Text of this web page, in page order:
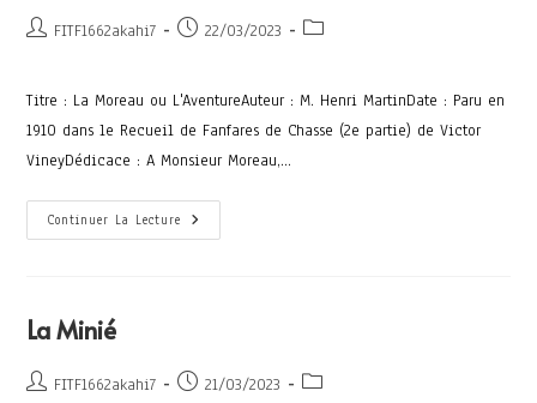
FITF1662akahi7 22/03/2023
Titre : La Moreau ou L'AventureAuteur : M. Henri MartinDate : Paru en
1910 dans le Recueil de Fanfares de Chasse (2e partie) de Victor
VineyDédicace : A Monsieur Moreau,…
Continuer La Lecture
La Minié
FITF1662akahi7 21/03/2023